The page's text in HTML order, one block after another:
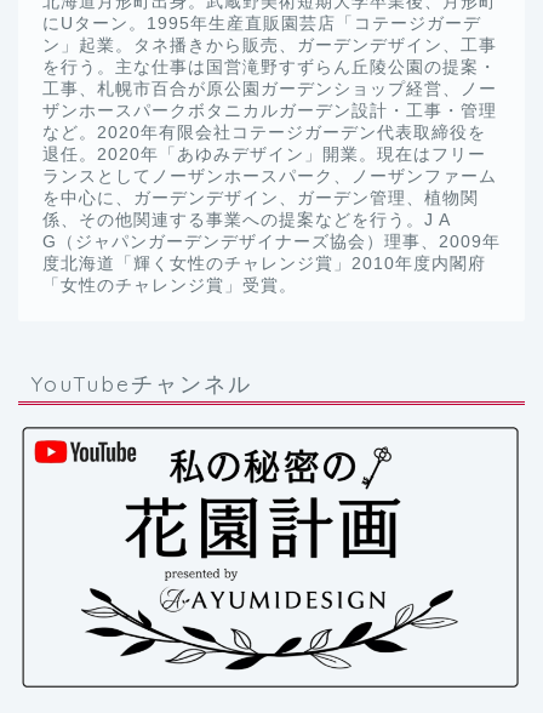
にUターン。1995年生産直販園芸店「コテージガーデ
ン」起業。タネ播きから販売、ガーデンデザイン、工事
を行う。主な仕事は国営滝野すずらん丘陵公園の提案・
工事、札幌市百合が原公園ガーデンショップ経営、ノー
ザンホースパークボタニカルガーデン設計・工事・管理
など。2020年有限会社コテージガーデン代表取締役を
退任。2020年「あゆみデザイン」開業。現在はフリー
ランスとしてノーザンホースパーク、ノーザンファーム
を中心に、ガーデンデザイン、ガーデン管理、植物関
係、その他関連する事業への提案などを行う。J A
G（ジャパンガーデンデザイナーズ協会）理事、2009年
度北海道「輝く女性のチャレンジ賞」2010年度内閣府
「女性のチャレンジ賞」受賞。
YouTubeチャンネル